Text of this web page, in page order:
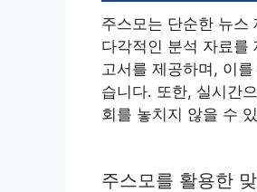
주스모는 단순한 뉴스
다각적인 분석 자료를
고서를 제공하며, 이
습니다. 또한, 실시간
회를 놓치지 않을 수
주스모를 활용한